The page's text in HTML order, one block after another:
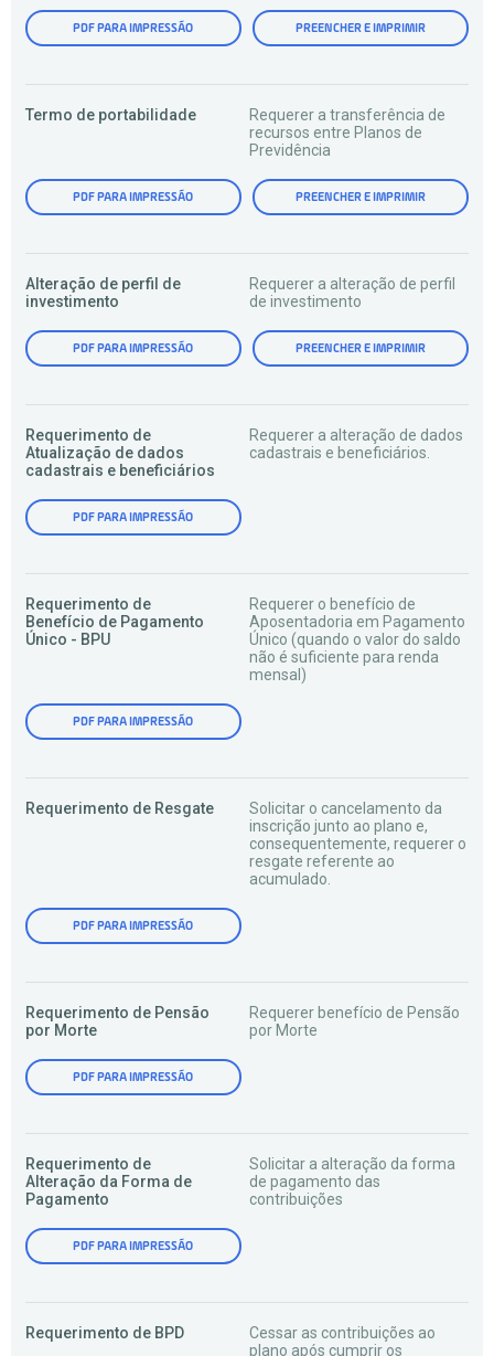
PDF PARA IMPRESSÃO PREENCHER E IMPRIMIR
Termo de portabilidade
Requerer a transferência de
recursos entre Planos de
Previdência
PDF PARA IMPRESSÃO PREENCHER E IMPRIMIR
Alteração de perfil de
investimento
Requerer a alteração de perfil
de investimento
PDF PARA IMPRESSÃO PREENCHER E IMPRIMIR
Requerimento de
Atualização de dados
cadastrais e beneficiários
Requerer a alteração de dados
cadastrais e beneficiários.
PDF PARA IMPRESSÃO
Requerimento de
Benefício de Pagamento
Único - BPU
Requerer o benefício de
Aposentadoria em Pagamento
Único (quando o valor do saldo
não é suficiente para renda
mensal)
PDF PARA IMPRESSÃO
Requerimento de Resgate
Solicitar o cancelamento da
inscrição junto ao plano e,
consequentemente, requerer o
resgate referente ao
acumulado.
PDF PARA IMPRESSÃO
Requerimento de Pensão
por Morte
Requerer benefício de Pensão
por Morte
PDF PARA IMPRESSÃO
Requerimento de
Alteração da Forma de
Pagamento
Solicitar a alteração da forma
de pagamento das
contribuições
PDF PARA IMPRESSÃO
Requerimento de BPD
Cessar as contribuições ao
plano após cumprir os